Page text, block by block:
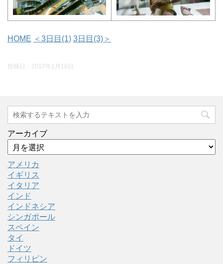
HOME ＜3日目(1) 3日目(3)＞
投稿日： 2017年1月16日
アーカイブ
アメリカ
イギリス
イタリア
インド
インドネシア
シンガポール
スペイン
タイ
ドイツ
フィリピン